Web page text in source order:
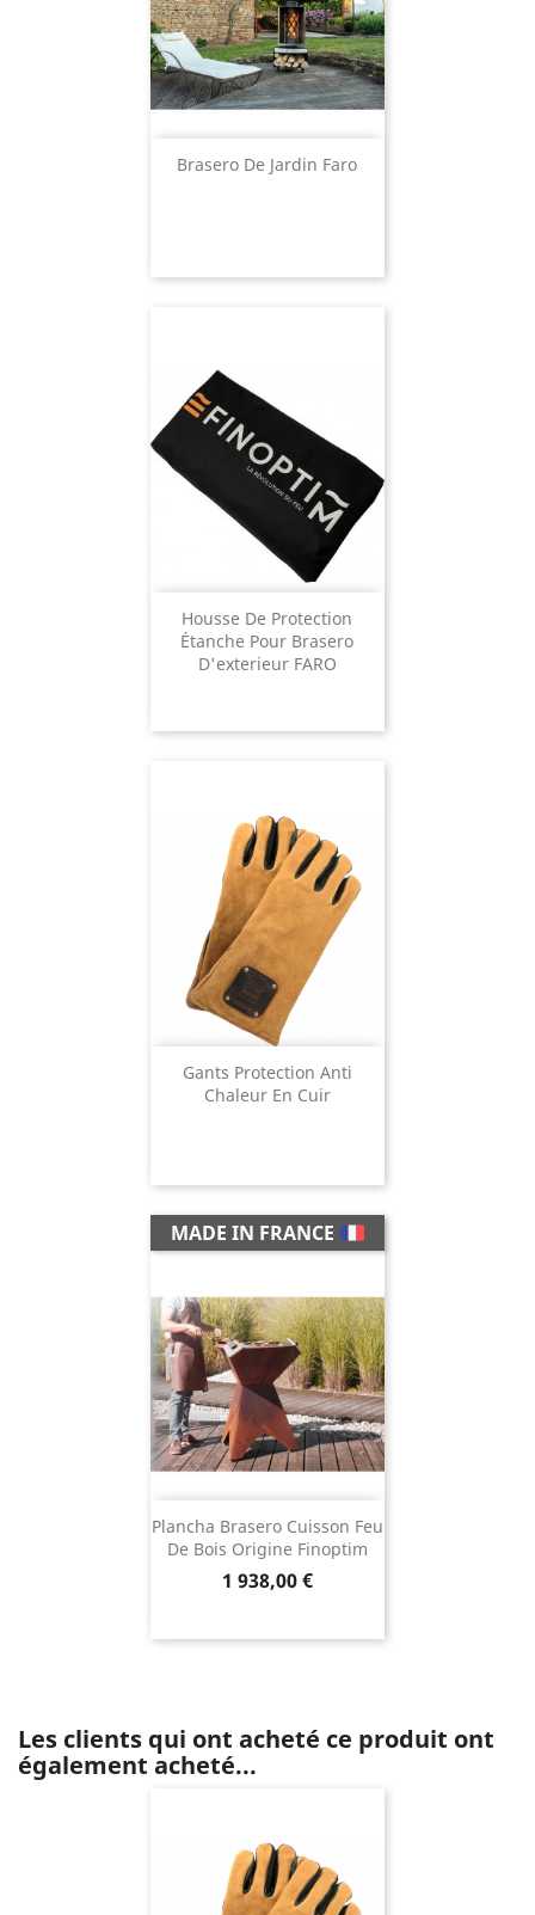
Brasero De Jardin Faro
Housse De Protection
Étanche Pour Brasero
D'exterieur FARO
Gants Protection Anti
Chaleur En Cuir
Plancha Brasero Cuisson Feu
De Bois Origine Finoptim
Prix
1 938,00 €
MADE IN FRANCE
Les clients qui ont acheté ce produit ont
également acheté...